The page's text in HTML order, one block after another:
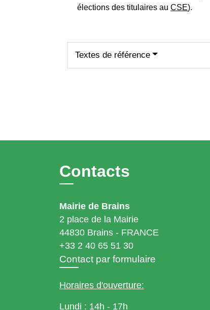
élections des titulaires au CSE).
Textes de référence
Contacts
Mairie de Brains
2 place de la Mairie
44830 Brains - FRANCE
+33 2 40 65 51 30
Contact par formulaire
Horaires d'ouverture:
Lundi : 14h - 17h